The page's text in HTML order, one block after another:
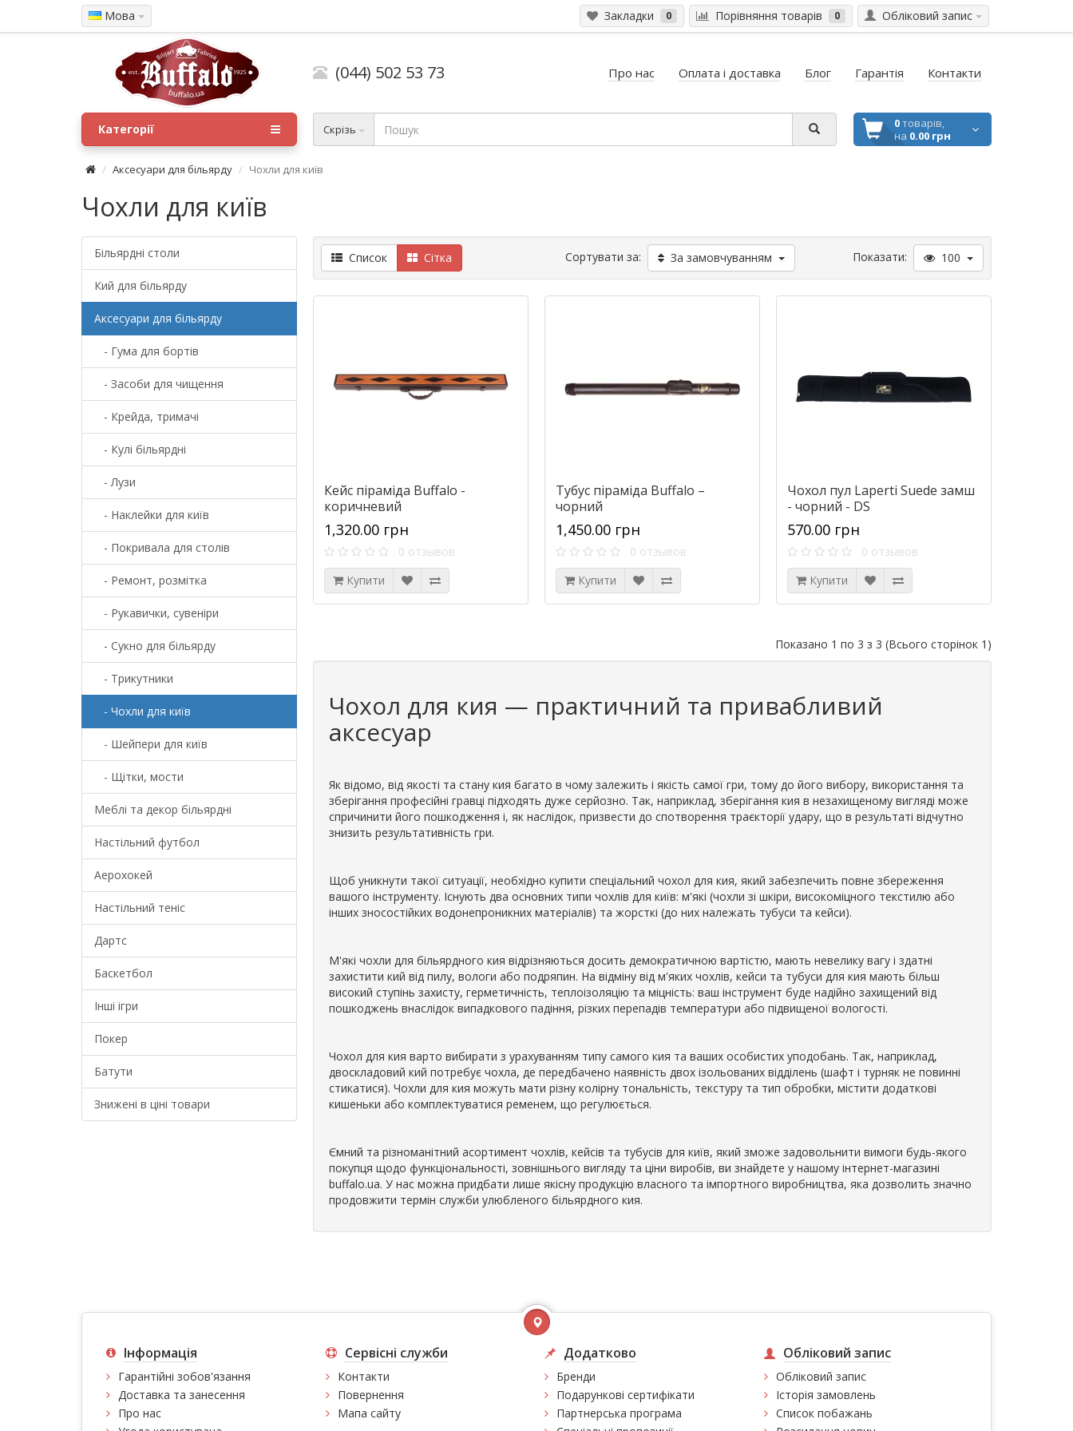
Мова Обліковий запис
Закладки 0 Порівняння товарів 0
(044) 502 53 73 Про нас Оплата і доставка Блог Гарантія Контакти
Скрізь 0товарів,
на 0.00 грн
Категорії
Аксесуари для більярду Чохли для київ
Чохли для київ
Більярдні столи
Кий для більярду
Аксесуари для більярду
- Гума для бортів
- Засоби для чищення
- Крейда, тримачі
- Кулі більярдні
- Лузи
- Наклейки для київ
- Покривала для столів
- Ремонт, розмітка
- Рукавички, сувеніри
- Сукно для більярду
- Трикутники
- Чохли для київ
- Шейпери для київ
- Щітки, мости
Меблі та декор більярдні
Настільний футбол
Аерохокей
Настільний теніс
Дартс
Баскетбол
Інші ігри
Покер
Батути
Знижені в ціні товари
Список Сітка Сортувати за: За замовчуванням Показати: 100
Кейс піраміда Buffalo -
коричневий
1,320.00 грн
0 отзывов
Купити
Тубус піраміда Buffalo –
чорний
1,450.00 грн
0 отзывов
Купити
Чохол пул Laperti Suede замш
- чорний - DS
570.00 грн
0 отзывов
Купити
Показано 1 по 3 з 3 (Всього сторінок 1)
Чохол для кия — практичний та привабливий
аксесуар
Як відомо, від якості та стану кия багато в чому залежить і якість самої гри, тому до його вибору, використання та
зберігання професійні гравці підходять дуже серйозно. Так, наприклад, зберігання кия в незахищеному вигляді може
спричинити його пошкодження і, як наслідок, призвести до спотворення траєкторії удару, що в результаті відчутно
знизить результативність гри.
Щоб уникнути такої ситуації, необхідно купити спеціальний чохол для кия, який забезпечить повне збереження
вашого інструменту. Існують два основних типи чохлів для київ: м'які (чохли зі шкіри, високоміцного текстилю або
інших зносостійких водонепроникних матеріалів) та жорсткі (до них належать тубуси та кейси).
М'які чохли для більярдного кия відрізняються досить демократичною вартістю, мають невелику вагу і здатні
захистити кий від пилу, вологи або подряпин. На відміну від м'яких чохлів, кейси та тубуси для кия мають більш
високий ступінь захисту, герметичність, теплоізоляцію та міцність: ваш інструмент буде надійно захищений від
пошкоджень внаслідок випадкового падіння, різких перепадів температури або підвищеної вологості.
Чохол для кия варто вибирати з урахуванням типу самого кия та ваших особистих уподобань. Так, наприклад,
двоскладовий кий потребує чохла, де передбачено наявність двох ізольованих відділень (шафт і турняк не повинні
стикатися). Чохли для кия можуть мати різну колірну тональність, текстуру та тип обробки, містити додаткові
кишеньки або комплектуватися ременем, що регулюється.
Ємний та різноманітний асортимент чохлів, кейсів та тубусів для київ, який зможе задовольнити вимоги будь-якого
покупця щодо функціональності, зовнішнього вигляду та ціни виробів, ви знайдете у нашому інтернет-магазині
buffalo.ua. У нас можна придбати лише якісну продукцію власного та імпортного виробництва, яка дозволить значно
продовжити термін служби улюбленого більярдного кия.
Інформація
Гарантійні зобов'язання
Доставка та занесення
Про нас
Сервісні служби
Контакти
Повернення
Мапа сайту
Додатково
Бренди
Подарункові сертифікати
Партнерська програма
Обліковий запис
Обліковий запис
Історія замовлень
Список побажань